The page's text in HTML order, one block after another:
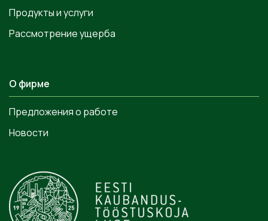
Продукты и услуги
Рассмотрение ущерба
О фирме
Предложения о работе
Новости